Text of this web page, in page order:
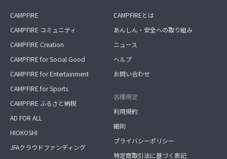
CAMPFIRE
CAMPFIRE コミュニティ
CAMPFIRE Creation
CAMPFIRE for Social Good
CAMPFIRE for Entertainment
CAMPFIRE for Sports
CAMPFIRE ふるさと納税
AD FOR ALL
HIOKOSHI
JFAクラウドファンディング
CAMPFIREとは
あんしん・安全への取り組み
ニュース
ヘルプ
お問い合わせ
各種規定
利用規約
細則
プライバシーポリシー
特定商取引法に基づく表記